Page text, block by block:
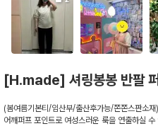
[H.made] 셔링봉봉 반팔
(봄여름기본티/임산부/출산후가능/쫀쫀스판소재)
어깨퍼프 포인트로 여성스러운 룩을 연출하실